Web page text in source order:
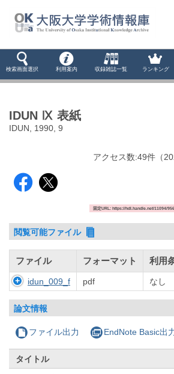
検索画面選択 利用案内 収録雑誌一覧 ランキング
IDUN Ⅸ 表紙
IDUN, 1990, 9
アクセス数:49件 （
固定URL: https://hdl.handle.net/11094/
閲覧可能ファイル
ファイル フォーマット 利用
idun_009_f pdf なし
論文情報
ファイル出力 EndNote Basic出
タイトル